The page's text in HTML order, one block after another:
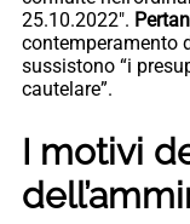
25.10.2022″.
contemperamento
sussistono “i
cautelare”.
I motivi